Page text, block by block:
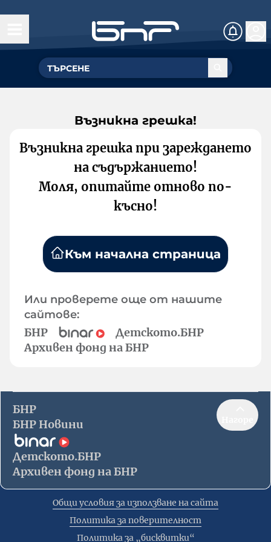
Възникна грешка!
Възникна грешка при зареждането
на съдържанието!
Моля, опитайте отново по-
късно!
Към начална страница
Или проверете още от нашите
сайтове:
БНР
Детското.БНР
Архивен фонд на БНР
БНР
БНР Новини
Детското.БНР
Архивен фонд на БНР
Общи условия за използване на сайта
Политика за поверителност
Политика за „бисквитки“